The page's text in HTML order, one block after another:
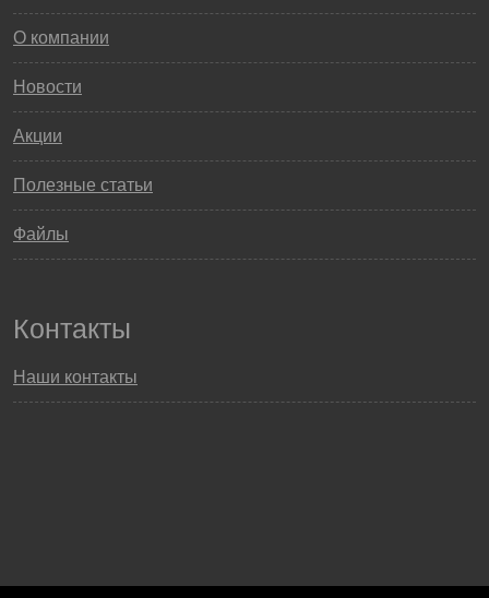
О компании
Новости
Акции
Полезные статьи
Файлы
Контакты
Наши контакты